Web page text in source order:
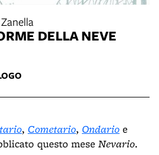
DELLA NEVE
, Cometario, Ondario e
questo mese Nevario.